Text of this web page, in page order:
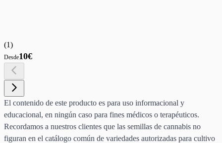
(1)
Desde10€
El contenido de este producto es para uso informacional y
educacional, en ningún caso para fines médicos o terapéuticos.
Recordamos a nuestros clientes que las semillas de cannabis no
figuran en el catálogo común de variedades autorizadas para cultivo